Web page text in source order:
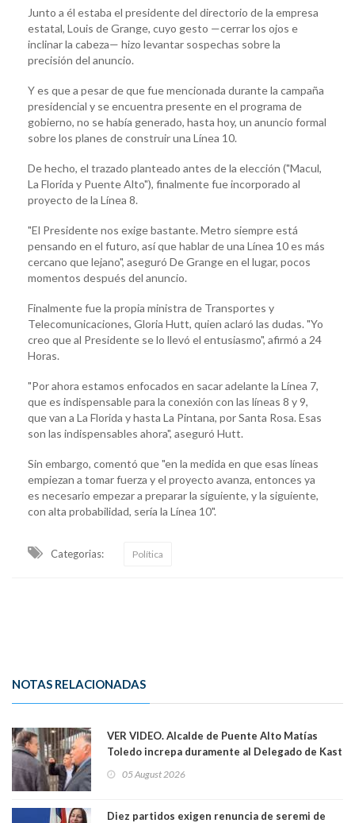
Junto a él estaba el presidente del directorio de la empresa
estatal, Louis de Grange, cuyo gesto —cerrar los ojos e
inclinar la cabeza— hizo levantar sospechas sobre la
precisión del anuncio.
Y es que a pesar de que fue mencionada durante la campaña
presidencial y se encuentra presente en el programa de
gobierno, no se había generado, hasta hoy, un anuncio formal
sobre los planes de construir una Línea 10.
De hecho, el trazado planteado antes de la elección ("Macul,
La Florida y Puente Alto"), finalmente fue incorporado al
proyecto de la Línea 8.
"El Presidente nos exige bastante. Metro siempre está
pensando en el futuro, así que hablar de una Línea 10 es más
cercano que lejano", aseguró De Grange en el lugar, pocos
momentos después del anuncio.
Finalmente fue la propia ministra de Transportes y
Telecomunicaciones, Gloria Hutt, quien aclaró las dudas. "Yo
creo que al Presidente se lo llevó el entusiasmo", afirmó a 24
Horas.
"Por ahora estamos enfocados en sacar adelante la Línea 7,
que es indispensable para la conexión con las líneas 8 y 9,
que van a La Florida y hasta La Pintana, por Santa Rosa. Esas
son las indispensables ahora", aseguró Hutt.
Sin embargo, comentó que "en la medida en que esas líneas
empiezan a tomar fuerza y el proyecto avanza, entonces ya
es necesario empezar a preparar la siguiente, y la siguiente,
con alta probabilidad, sería la Línea 10".
Categorias: Política
NOTAS RELACIONADAS
VER VIDEO. Alcalde de Puente Alto Matías
Toledo increpa duramente al Delegado de Kast
delegado nuevamente arrancando"
05 August 2026
Diez partidos exigen renuncia de seremi de